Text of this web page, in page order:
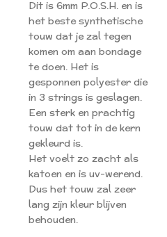
Dit is 6mm P.O.S.H. en is
het beste synthetische
touw dat je zal tegen
komen om aan bondage
te doen. Het is
gesponnen polyester die
in 3 strings is geslagen.
Een sterk en prachtig
touw dat tot in de kern
gekleurd is.
Het voelt zo zacht als
katoen en is uv-werend.
Dus het touw zal zeer
lang zijn kleur blijven
behouden.